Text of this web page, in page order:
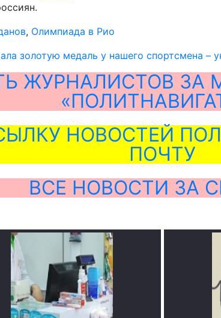
, Олимпиада в Рио
золотую медаль у нашего спортсмена –
ЖУРНАЛИСТОВ ЗА
НОВОСТЕЙ
ПОЧТУ
ВСЕ НОВОСТИ ЗА